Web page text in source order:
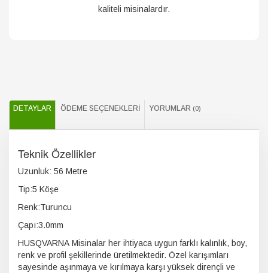
kaliteli misinalardır.
DETAYLAR ÖDEME SEÇENEKLERI YORUMLAR (0)
Teknik Özellikler
Uzunluk: 56 Metre
Tip:5 Köşe
Renk:Turuncu
Çapı:3.0mm
HUSQVARNA Misinalar her ihtiyaca uygun farklı kalınlık, boy,
renk ve profil şekillerinde üretilmektedir. Özel karışımları
sayesinde aşınmaya ve kırılmaya karşı yüksek dirençli ve